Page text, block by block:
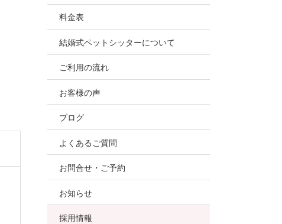
料金表
結婚式ペットシッターについて
ご利用の流れ
お客様の声
ブログ
よくあるご質問
お問合せ・ご予約
お知らせ
採用情報